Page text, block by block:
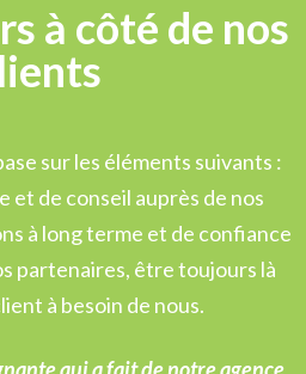
à côté de nos
sur les éléments suivants :
et de conseil auprès de nos
à long terme et de confiance
partenaires, être toujours là
à besoin de nous.